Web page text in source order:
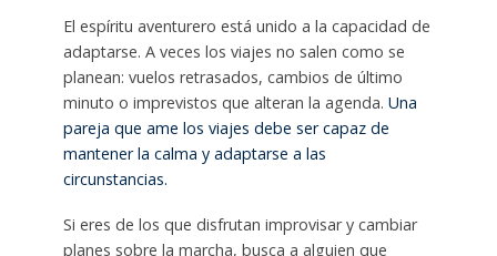
El espíritu aventurero está unido a la capacidad de
adaptarse. A veces los viajes no salen como se
planean: vuelos retrasados, cambios de último
minuto o imprevistos que alteran la agenda. Una
pareja que ame los viajes debe ser capaz de
mantener la calma y adaptarse a las
circunstancias.
Si eres de los que disfrutan improvisar y cambiar
planes sobre la marcha, busca a alguien que